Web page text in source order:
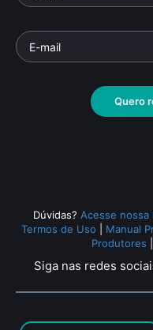
Quero
Dúvidas? Acesse nossa
Termos de Uso
Manual
Produtores
Siga nas redes